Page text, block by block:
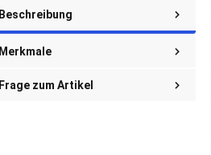
Beschreibung
Merkmale
Frage zum Artikel